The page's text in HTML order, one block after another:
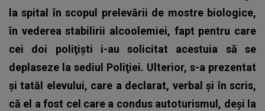
la spital în scopul prelevării de mostre biologice,
în vederea stabilirii alcoolemiei, fapt pentru care
cei doi poliţişti i-au solicitat acestuia să se
deplaseze la sediul Poliţiei. Ulterior, s-a prezentat
şi tatăl elevului, care a declarat, verbal şi în scris,
că el a fost cel care a condus autoturismul, deşi la